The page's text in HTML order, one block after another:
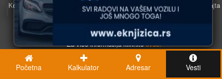
Koristimo kolačiće u svrhu boljeg korisničkog iskustva. Korišćenjem sajta
saglasni ste sa njihovom upotrebom.
U redu
Za više informacija klikniteovde.
Poštovani Petre, Vi možete i sada registrovati motor na 3 meseca
a da platite porez na upotrebu srazmerno broju meseci. Ta
izmena je stupila na snagu 1. marta ove godine. Možete nam
navesti zapreminu motora, godište i premijski stepen pa ćemo
uporediti za Vas koliki su troškovi registracije na godinu dana i na
tri meseca, pa procenite koja Vam je opcija isplativija.
Početna Kalkulator Adresar Vesti